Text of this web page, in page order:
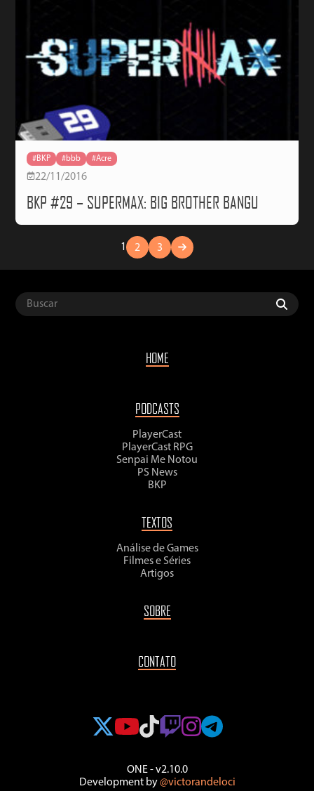
#BKP #bbb #Acre
22/11/2016
BKP #29 – SUPERMAX: BIG BROTHER BANGU
1 2 3
HOME
PODCASTS
PlayerCast
PlayerCast RPG
Senpai Me Notou
PS News
BKP
TEXTOS
Análise de Games
Filmes e Séries
Artigos
SOBRE
CONTATO
ONE - v2.10.0
Development by@victorandeloci